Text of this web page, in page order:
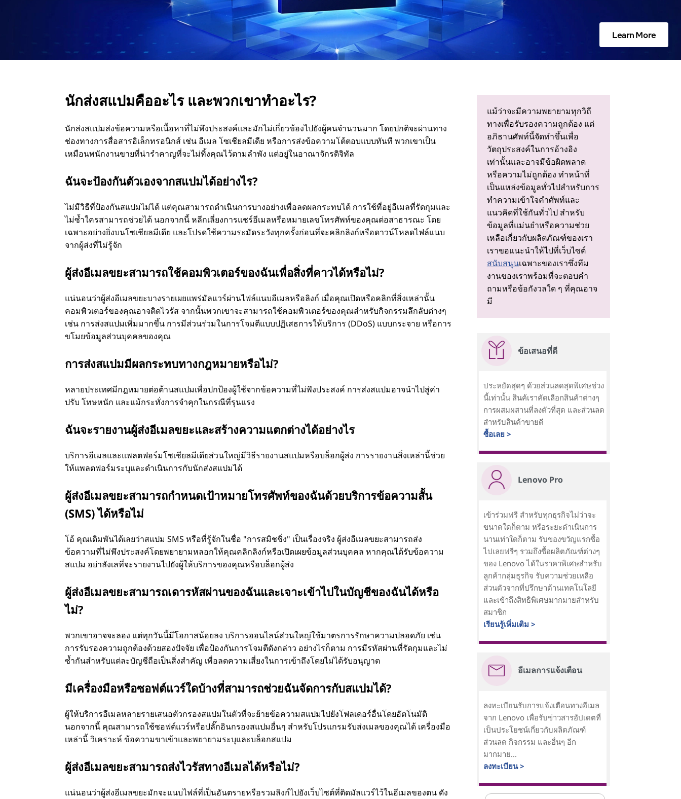
ล
Learn More
นักส่งสแปมคืออะไร และพวกเขาทำอะไร?
นักส่งสแปมส่งข้อความหรือเนื้อหาที่ไม่พึงประสงค์และมักไม่เกี่ยวข้องไปยังผู้คนจำนวนมาก โดยปกติจะผ่านทาง
ช่องทางการสื่อสารอิเล็กทรอนิกส์ เช่น อีเมล โซเชียลมีเดีย หรือการส่งข้อความโต้ตอบแบบทันที พวกเขาเป็น
เหมือนพนักงานขายที่น่ารำคาญที่จะไม่ทิ้งคุณไว้ตามลำพัง แต่อยู่ในอาณาจักรดิจิทัล
ฉันจะป้องกันตัวเองจากสแปมได้อย่างไร?
ไม่มีวิธีที่ป้องกันสแปมไม่ได้ แต่คุณสามารถดำเนินการบางอย่างเพื่อลดผลกระทบได้ การใช้ที่อยู่อีเมลที่รัดกุมและ
ไม่ซ้ำใครสามารถช่วยได้ นอกจากนี้ หลีกเลี่ยงการแชร์อีเมลหรือหมายเลขโทรศัพท์ของคุณต่อสาธารณะ โดย
เฉพาะอย่างยิ่งบนโซเชียลมีเดีย และโปรดใช้ความระมัดระวังทุกครั้งก่อนที่จะคลิกลิงก์หรือดาวน์โหลดไฟล์แนบ
จากผู้ส่งที่ไม่รู้จัก
ผู้ส่งอีเมลขยะสามารถใช้คอมพิวเตอร์ของฉันเพื่อสิ่งที่คาวได้หรือไม่?
แน่นอนว่าผู้ส่งอีเมลขยะบางรายเผยแพร่มัลแวร์ผ่านไฟล์แนบอีเมลหรือลิงก์ เมื่อคุณเปิดหรือคลิกที่สิ่งเหล่านั้น
คอมพิวเตอร์ของคุณอาจติดไวรัส จากนั้นพวกเขาจะสามารถใช้คอมพิวเตอร์ของคุณสำหรับกิจกรรมลึกลับต่างๆ
เช่น การส่งสแปมเพิ่มมากขึ้น การมีส่วนร่วมในการโจมตีแบบปฏิเสธการให้บริการ (DDoS) แบบกระจาย หรือการ
ขโมยข้อมูลส่วนบุคคลของคุณ
การส่งสแปมมีผลกระทบทางกฎหมายหรือไม่?
หลายประเทศมีกฎหมายต่อต้านสแปมเพื่อปกป้องผู้ใช้จากข้อความที่ไม่พึงประสงค์ การส่งสแปมอาจนำไปสู่ค่า
ปรับ โทษหนัก และแม้กระทั่งการจำคุกในกรณีที่รุนแรง
ฉันจะรายงานผู้ส่งอีเมลขยะและสร้างความแตกต่างได้อย่างไร
บริการอีเมลและแพลตฟอร์มโซเชียลมีเดียส่วนใหญ่มีวิธีรายงานสแปมหรือบล็อกผู้ส่ง การรายงานสิ่งเหล่านี้ช่วย
ให้แพลตฟอร์มระบุและดำเนินการกับนักส่งสแปมได้
ผู้ส่งอีเมลขยะสามารถกำหนดเป้าหมายโทรศัพท์ของฉันด้วยบริการข้อความสั้น
(SMS) ได้หรือไม่
โอ้ คุณเดิมพันได้เลยว่าสแปม SMS หรือที่รู้จักในชื่อ "การสมิชชิ่ง" เป็นเรื่องจริง ผู้ส่งอีเมลขยะสามารถส่ง
ข้อความที่ไม่พึงประสงค์โดยพยายามหลอกให้คุณคลิกลิงก์หรือเปิดเผยข้อมูลส่วนบุคคล หากคุณได้รับข้อความ
สแปม อย่าลังเลที่จะรายงานไปยังผู้ให้บริการของคุณหรือบล็อกผู้ส่ง
ผู้ส่งอีเมลขยะสามารถเดารหัสผ่านของฉันและเจาะเข้าไปในบัญชีของฉันได้หรือ
ไม่?
พวกเขาอาจจะลอง แต่ทุกวันนี้มีโอกาสน้อยลง บริการออนไลน์ส่วนใหญ่ใช้มาตรการรักษาความปลอดภัย เช่น
การรับรองความถูกต้องด้วยสองปัจจัย เพื่อป้องกันการโจมตีดังกล่าว อย่างไรก็ตาม การมีรหัสผ่านที่รัดกุมและไม่
ซ้ำกันสำหรับแต่ละบัญชีถือเป็นสิ่งสำคัญ เพื่อลดความเสี่ยงในการเข้าถึงโดยไม่ได้รับอนุญาต
มีเครื่องมือหรือซอฟต์แวร์ใดบ้างที่สามารถช่วยฉันจัดการกับสแปมได้?
ผู้ให้บริการอีเมลหลายรายเสนอตัวกรองสแปมในตัวที่จะย้ายข้อความสแปมไปยังโฟลเดอร์อื่นโดยอัตโนมัติ
นอกจากนี้ คุณสามารถใช้ซอฟต์แวร์หรือปลั๊กอินกรองสแปมอื่นๆ สำหรับโปรแกรมรับส่งเมลของคุณได้ เครื่องมือ
เหล่านี้ วิเคราะห์ ข้อความขาเข้าและพยายามระบุและบล็อกสแปม
ผู้ส่งอีเมลขยะสามารถส่งไวรัสทางอีเมลได้หรือไม่?
แน่นอนว่าผู้ส่งอีเมลขยะมักจะแนบไฟล์ที่เป็นอันตรายหรือรวมลิงก์ไปยังเว็บไซต์ที่ติดมัลแวร์ไว้ในอีเมลของตน ดัง
แม้ว่าจะมีความพยายามทุกวิถี
ทางเพื่อรับรองความถูกต้อง แต่
อภิธานศัพท์นี้จัดทําขึ้นเพื่อ
วัตถุประสงค์ในการอ้างอิง
เท่านั้นและอาจมีข้อผิดพลาด
หรือความไม่ถูกต้อง ทําหน้าที่
เป็นแหล่งข้อมูลทั่วไปสําหรับการ
ทําความเข้าใจคําศัพท์และ
แนวคิดที่ใช้กันทั่วไป สําหรับ
ข้อมูลที่แม่นยําหรือความช่วย
เหลือเกี่ยวกับผลิตภัณฑ์ของเรา
เราขอแนะนําให้ไปที่เว็บไซต์
สนับสนุนเฉพาะของเราซึ่งทีม
งานของเราพร้อมที่จะตอบคํา
ถามหรือข้อกังวลใด ๆ ที่คุณอาจ
มี
ข้อเสนอที่ดี
ประหยัดสุดๆ ด้วยส่วนลดสุดพิเศษช่วง
นี้เท่านั้น สินค้เราคัดเลือกสินค้าต่างๆ
การผสมผสานที่ลงตัวที่สุด และส่วนลด
สำหรับสินค้าขายดี
ซื้อเลย >
Lenovo Pro
เข้าร่วมฟรี สำหรับทุกธุรกิจไม่ว่าจะ
ขนาดใดก็ตาม หรือระยะดำเนินการ
นานเท่าใดก็ตาม รับของขวัญแรกซื้อ
ไปเลยฟรีๆ รวมถึงซื้อผลิตภัณฑ์ต่างๆ
ของ Lenovo ได้ในราคาพิเศษสำหรับ
ลูกค้ากลุ่มธุรกิจ รับความช่วยเหลือ
ส่วนตัวจากที่ปรึกษาด้านเทคโนโลยี
และเข้าถึงสิทธิพิเศษมากมายสำหรับ
สมาชิก
เรียนรู้เพิ่มเติม >
อีเมลการแจ้งเตือน
ลงทะเบียนรับการแจ้งเตือนทางอีเมล
จาก Lenovo เพื่อรับข่าวสารอัปเดตที่
เป็นประโยชน์เกี่ยวกับผลิตภัณฑ์
ส่วนลด กิจกรรม และอื่นๆ อีก
มากมาย...
ลงทะเบียน >